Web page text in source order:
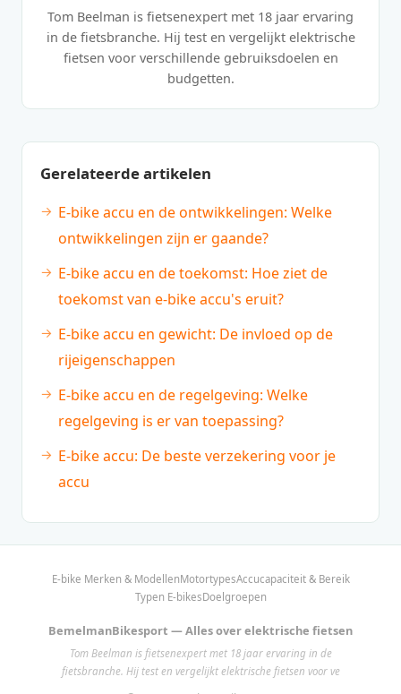
Tom Beelman is fietsenexpert met 18 jaar ervaring
in de fietsbranche. Hij test en vergelijkt elektrische
fietsen voor verschillende gebruiksdoelen en
budgetten.
Gerelateerde artikelen
E-bike accu en de ontwikkelingen: Welke
ontwikkelingen zijn er gaande?
E-bike accu en de toekomst: Hoe ziet de
toekomst van e-bike accu's eruit?
E-bike accu en gewicht: De invloed op de
rijeigenschappen
E-bike accu en de regelgeving: Welke
regelgeving is er van toepassing?
E-bike accu: De beste verzekering voor je
accu
E-bike Merken & ModellenMotortypesAccucapaciteit & Bereik
Typen E-bikesDoelgroepen
BemelmanBikesport — Alles over elektrische fietsen
Tom Beelman is fietsenexpert met 18 jaar ervaring in de
fietsbranche. Hij test en vergelijkt elektrische fietsen voor ve